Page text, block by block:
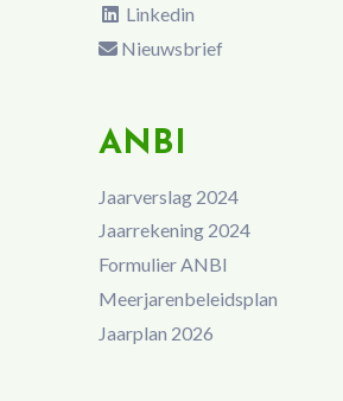
Linkedin
Nieuwsbrief
ANBI
Jaarverslag 2024
Jaarrekening 2024
Formulier ANBI
Meerjarenbeleidsplan
Jaarplan 2026